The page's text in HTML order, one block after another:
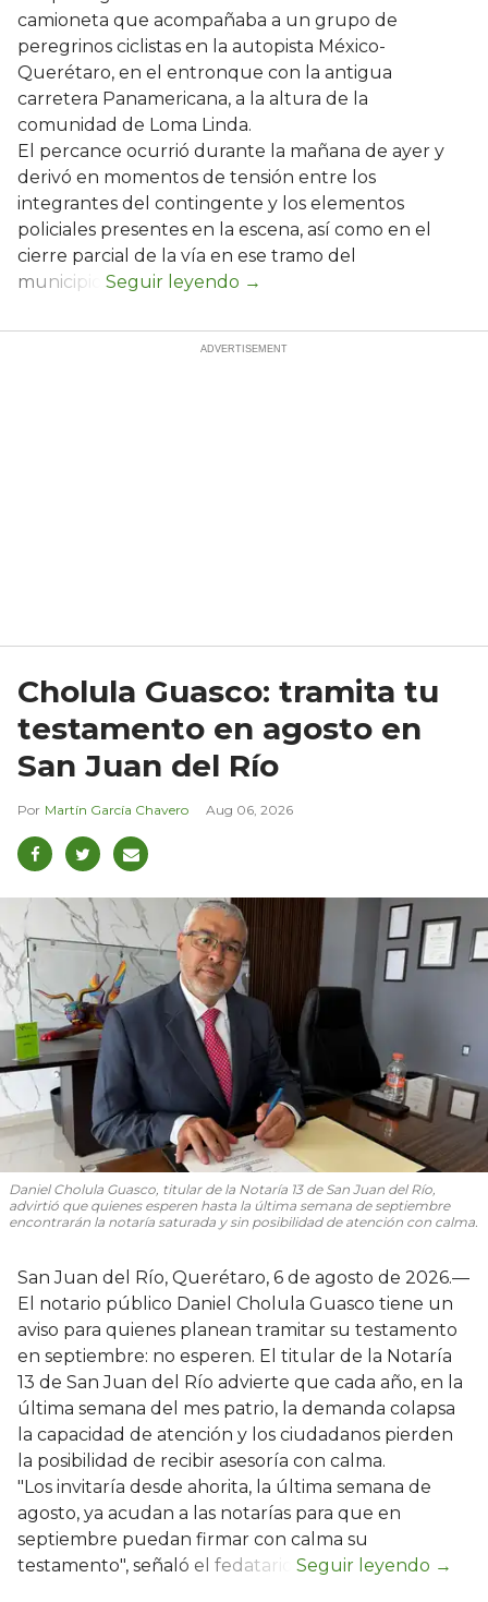
camioneta que acompañaba a un grupo de
peregrinos ciclistas en la autopista México-
Querétaro, en el entronque con la antigua
carretera Panamericana, a la altura de la
comunidad de Loma Linda.
El percance ocurrió durante la mañana de ayer y
derivó en momentos de tensión entre los
integrantes del contingente y los elementos
policiales presentes en la escena, así como en el
cierre parcial de la vía en ese tramo del
municipio.
Cholula Guasco: tramita tu
testamento en agosto en
San Juan del Río
Martín García Chavero Aug 06, 2026
Daniel Cholula Guasco, titular de la Notaría 13 de San Juan del Río,
advirtió que quienes esperen hasta la última semana de septiembre
encontrarán la notaría saturada y sin posibilidad de atención con calma.
San Juan del Río, Querétaro, 6 de agosto de 2026.—
El notario público Daniel Cholula Guasco tiene un
aviso para quienes planean tramitar su testamento
en septiembre: no esperen. El titular de la Notaría
13 de San Juan del Río advierte que cada año, en la
última semana del mes patrio, la demanda colapsa
la capacidad de atención y los ciudadanos pierden
la posibilidad de recibir asesoría con calma.
"Los invitaría desde ahorita, la última semana de
agosto, ya acudan a las notarías para que en
septiembre puedan firmar con calma su
testamento", señaló el fedatario.